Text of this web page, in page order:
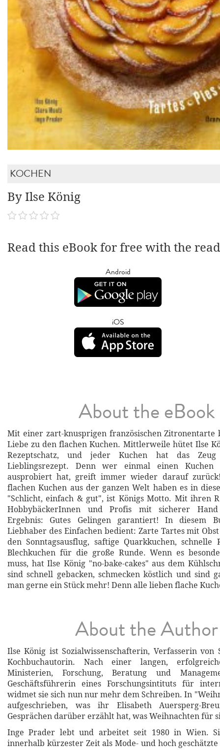
KOCHEN
By Ilse König
Read this eBook for free with the
Android
iOS
About the eBook
Mit einer zart-knusprigen französischen Zitronentarte
Liebe zu den flachen Kuchen. Mittlerweile hütet Ilse
Rezeptschatz, und jeder Kuchen hat das
Lieblingsrezept. Denn wer einmal einen Kuchen
ausprobiert hat, greift immer wieder darauf
flachen Kuchen aus der ganzen Welt haben es in
"Schlicht, einfach & gut", ist Königs Motto. Mit ihren
HobbybäckerInnen und Profis mit sicherer
Ergebnis: Gutes Gelingen garantiert! In diesem
Liebhaber des Einfachen bedient: Zarte Tartes mit
den Sonntagsausflug, saftige Quarkkuchen, schnelle
Blechkuchen für die große Runde. Wenn es
muss, hat Ilse König "no-bake-cakes" aus dem
sind schnell gebacken, schmecken köstlich und sind
man gerne ein Stück mehr! Denn alle lieben flache
About the Author
Ilse König ist Sozialwissenschafterin, Verfasserin von
Kochbuchautorin. Nach einer langen,
Ministerien, Forschung, Beratung und
Geschäftsführerin eines Forschungsintituts für
widmet sie sich nun nur mehr dem Schreiben. In
aufgeschrieben, was ihr Elisabeth Auersperg-
Gesprächen darüber erzählt hat, was Weihnachten für
Inge Prader lebt und arbeitet seit 1980 in Wien.
innerhalb kürzester Zeit als Mode- und hoch